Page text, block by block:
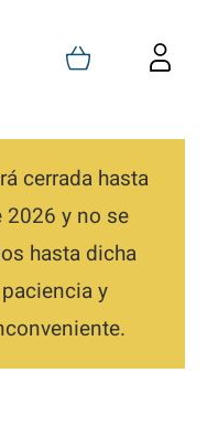
cerrada hasta
2026 y no se
hasta dicha
y